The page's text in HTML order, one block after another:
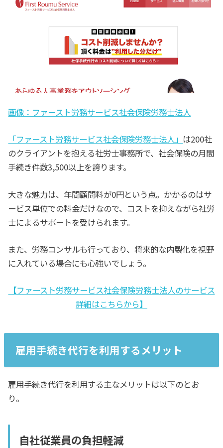
画像：ファースト労務サービス社会保険労務士法人
「ファースト労務サービス社会保険労務士法人」 は200社
のクライアントを抱える社労士事務所で、社会保険の月間
手続き件数3,500以上を誇ります。
大きな魅力は、年間顧問料が0円という点。かかるのはサ
ービス単位での料金だけなので、コストを抑えながら社労
士によるサポートを受けられます。
また、労務コンサルも行っており、将来的な内製化を視野
に入れている場合にも心強いでしょう。
【ファースト労務サービス社会保険労務士法人のサービス
詳細はこちらから】
雇用手続き代行を利用するメリット
雇用手続き代行を利用する主なメリットは以下のとお
り。
自社従業員の負担軽減